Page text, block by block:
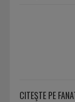
CITEŞTE PE